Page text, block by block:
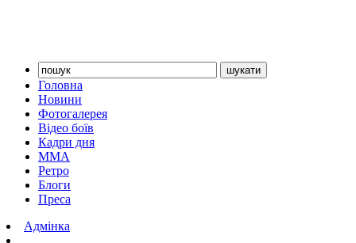
Головна
Новини
Фотогалерея
Відео боїв
Кадри дня
ММА
Ретро
Блоги
Преса
Адмінка